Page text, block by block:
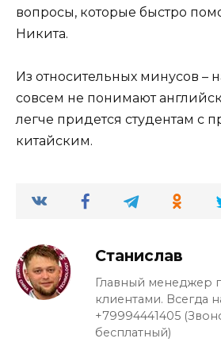
вопросы, которые быстро
Никита.
Из относительных минусов –
совсем не понимают
легче придется студентам с
китайским.
Станислав
Главный менеджер
клиентами. Всегда
+79994441405
бесплатный)